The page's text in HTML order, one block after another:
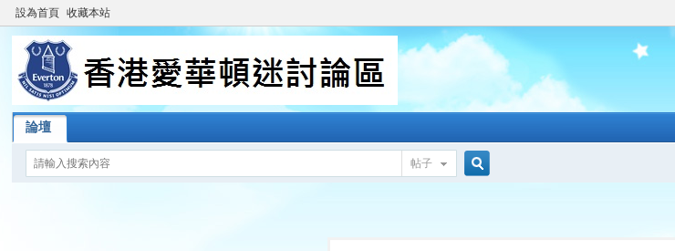
設為首頁 收藏本站
論壇
帖子